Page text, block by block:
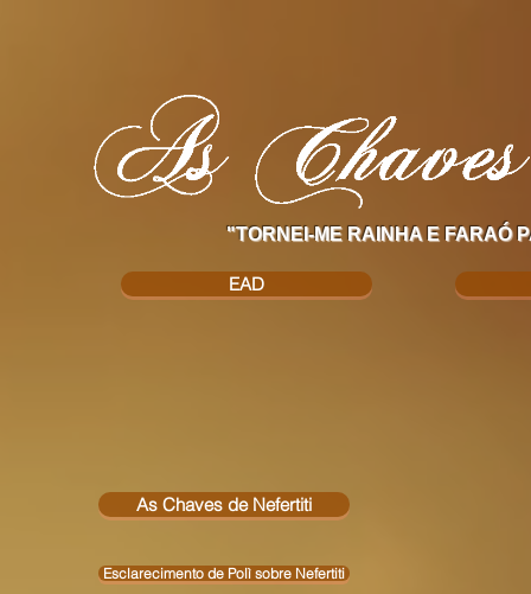
"TORNEI-ME RAINHA E FARAÓ
EAD
As Chaves de Nefertiti
Esclarecimento de Polì sobre Nefertiti